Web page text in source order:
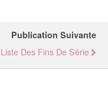
Publication Suivante
Liste Des Fins De Série